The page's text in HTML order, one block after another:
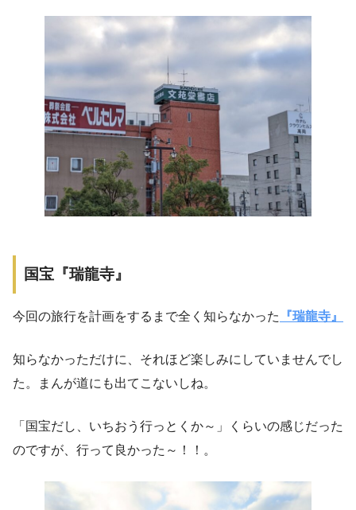
国宝『瑞龍寺』
今回の旅行を計画をするまで全く知らなかった 『瑞龍寺』
知らなかっただけに、それほど楽しみにしていませんでし
た。まんが道にも出てこないしね。
「国宝だし、いちおう行っとくか～」くらいの感じだった
のですが、行って良かった～！！。